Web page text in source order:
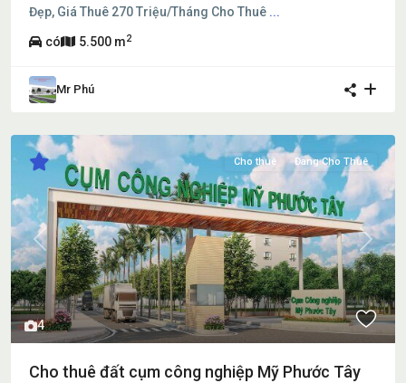
Đẹp, Giá Thuê 270 Triệu/Tháng Cho Thuê ...
có 5.500 m2
Mr Phú
4
Previous Next
Cho thuê Đang Cho Thuê
Cho thuê đất cụm công nghiệp Mỹ Phước Tây